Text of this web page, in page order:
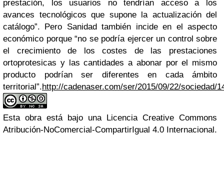
prestación, los usuarios no tendrían acceso a los
avances tecnológicos que supone la actualización del
catálogo”. Pero Sanidad también incide en el aspecto
económico porque “no se podría ejercer un control sobre
el crecimiento de los costes de las prestaciones
ortoprotesicas y las cantidades a abonar por el mismo
producto podrían ser diferentes en cada ámbito
territorial”.http://cadenaser.com/ser/2015/09/22/sociedad/
Esta obra está bajo una Licencia Creative Commons
Atribución-NoComercial-CompartirIgual 4.0 Internacional.